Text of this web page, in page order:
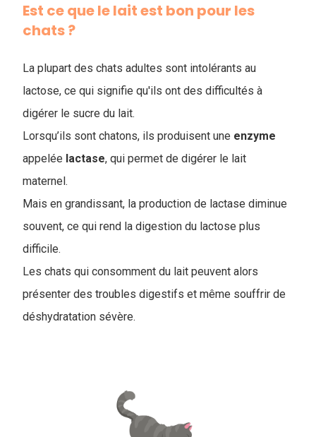
Est ce que le lait est bon pour les
chats ?
La plupart des chats adultes sont intolérants au
lactose, ce qui signifie qu'ils ont des difficultés à
digérer le sucre du lait.
Lorsqu’ils sont chatons, ils produisent une enzyme
appelée lactase, qui permet de digérer le lait
maternel.
Mais en grandissant, la production de lactase diminue
souvent, ce qui rend la digestion du lactose plus
difficile.
Les chats qui consomment du lait peuvent alors
présenter des troubles digestifs et même souffrir de
déshydratation sévère.